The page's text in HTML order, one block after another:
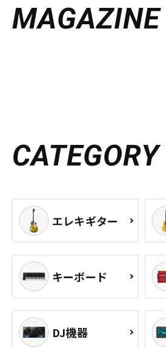
MAGAZINE
CATEGORY
エレキギター
キーボード
DJ機器